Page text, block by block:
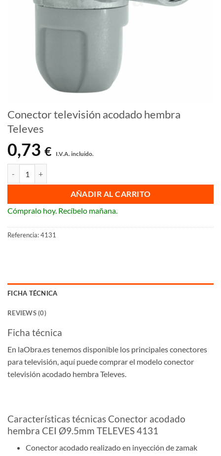
Conector televisión acodado hembra
Televes
0,73 € I.V.A. incluido.
AÑADIR AL CARRITO
Cómpralo hoy. Recíbelo mañana.
Referencia:4131
FICHA TÉCNICA
REVIEWS (0)
Ficha técnica
En laObra.es tenemos disponible los principales conectores
para televisión, aquí puede comprar el modelo conector
televisión acodado hembra Televes.
Características técnicas Conector acodado
hembra CEI Ø9.5mm TELEVES 4131
Conector acodado realizado en inyección de zamak